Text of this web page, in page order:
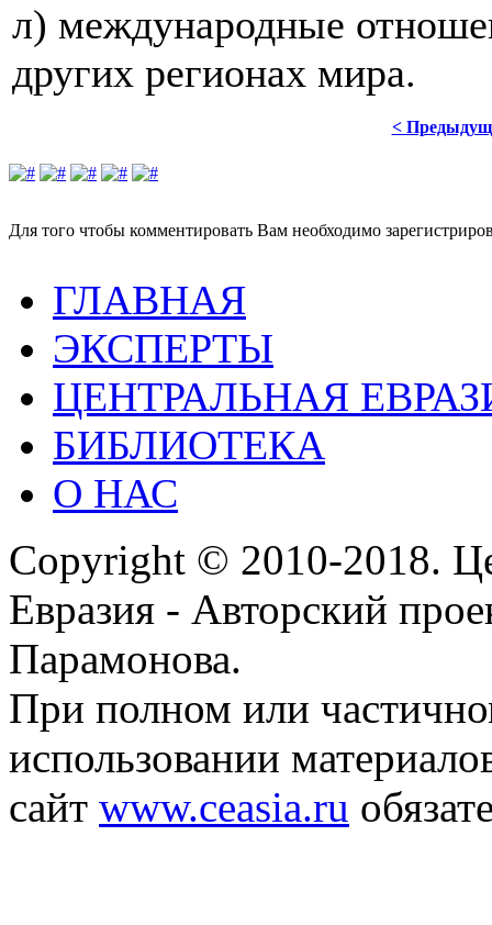
л) международные
других регионах мира.
<
Для того чтобы комментировать Вам необходимо
ГЛАВНАЯ
ЭКСПЕРТЫ
ЦЕНТРАЛЬНАЯ
БИБЛИОТЕКА
О НАС
Copyright © 2010-2018.
Евразия - Авторский
Парамонова.
При полном или
использовании
сайт www.ceasia.ru